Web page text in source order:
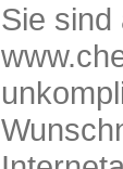
Sie sind